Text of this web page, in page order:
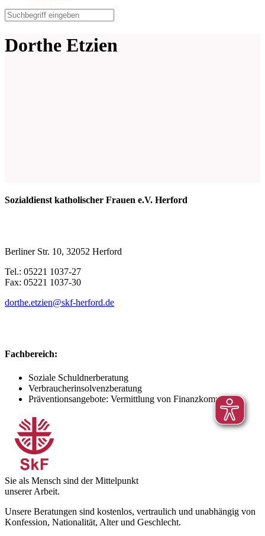
Dorthe Etzien
Sozialdienst katholischer Frauen e.V. Herford
Berliner Str. 10, 32052 Herford
Tel.: 05221 1037-27
Fax: 05221 1037-30
dorthe.etzien@skf-herford.de
Fachbereich:
Soziale Schuldnerberatung
Verbraucherinsolvenzberatung
Präventionsangebote: Vermittlung von Finanzkompetenz
Sie als Mensch sind der Mittelpunkt
unserer Arbeit.
Unsere Beratungen sind kostenlos, vertraulich und unabhängig von
Konfession, Nationalität, Alter und Geschlecht.